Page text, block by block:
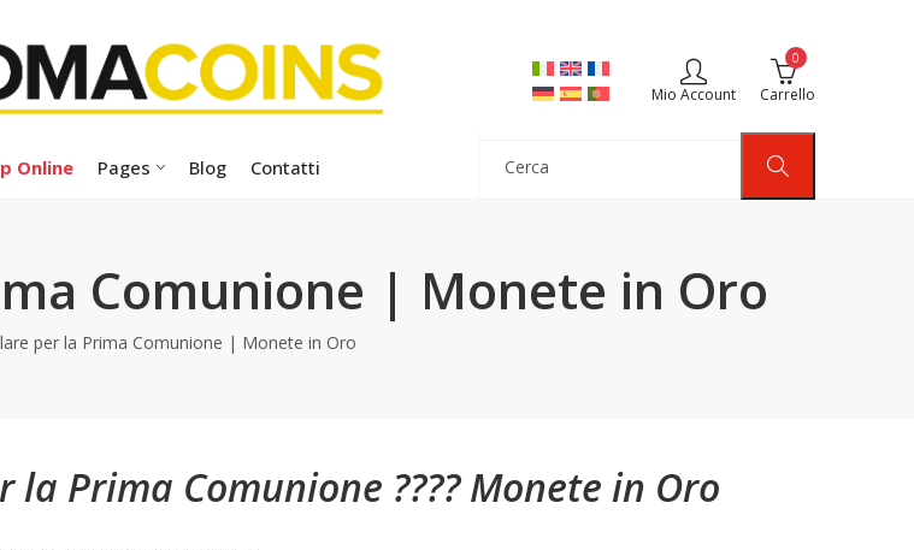
Mio Account
0
Carrello
Online Pages Blog Contatti
Comunione | Monete in Oro
per la Prima Comunione | Monete in Oro
la Prima Comunione ???? Monete in Oro